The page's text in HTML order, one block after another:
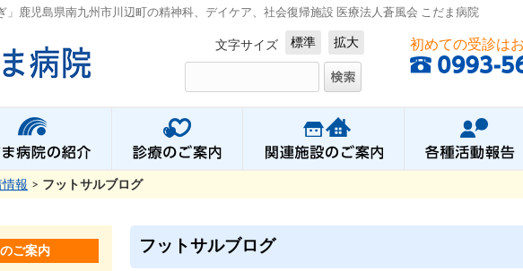
」鹿児島県南九州市川辺町の精神科、デイケア、社会復帰施設 医療法人蒼風会 こだま病院
文字サイズ 標準 拡大 初めての受診は
情報 > フットサルブログ
フットサルブログ
ご案内